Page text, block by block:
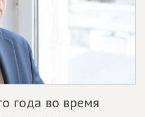
года во время